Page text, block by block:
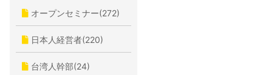
オープンセミナー(272)
日本人経営者(220)
台湾人幹部(24)